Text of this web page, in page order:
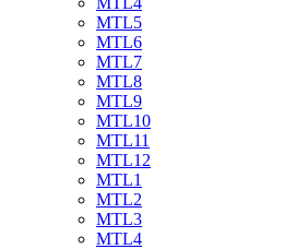
MTL5
MTL6
MTL7
MTL8
MTL9
MTL10
MTL11
MTL12
MTL1
MTL2
MTL3
MTL4